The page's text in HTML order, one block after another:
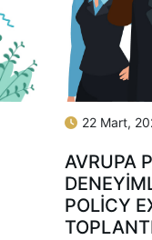
22 Mart,
AVRUPA
POLICY